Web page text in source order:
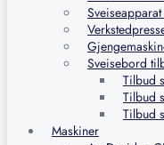
Sveisebord
Tilbud
Tilbud
Tilbud
Maskiner